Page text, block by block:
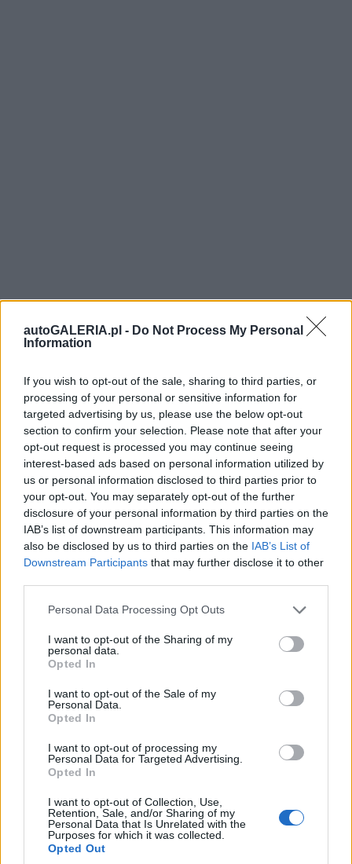
autoGALERIA.pl - Do Not Process My Personal
Information
If you wish to opt-out of the sale, sharing to third parties, or
processing of your personal or sensitive information for
targeted advertising by us, please use the below opt-out
section to confirm your selection. Please note that after your
opt-out request is processed you may continue seeing
interest-based ads based on personal information utilized by
us or personal information disclosed to third parties prior to
your opt-out. You may separately opt-out of the further
disclosure of your personal information by third parties on the
IAB’s list of downstream participants. This information may
also be disclosed by us to third parties on the IAB’s List of
Downstream Participants that may further disclose it to other
Please note that this website/app uses one or more Google
not limited to your visit or usage behaviour. You may click to
grant or deny consent to Google and its third-party tags to
use your data for below specified purposes in below Google
consent section.
Personal Data Processing Opt Outs
I want to opt-out of the Sharing of my
personal data.
Opted In
I want to opt-out of the Sale of my
Personal Data.
Opted In
I want to opt-out of processing my
Personal Data for Targeted Advertising.
Opted In
I want to opt-out of Collection, Use,
Retention, Sale, and/or Sharing of my
Personal Data that Is Unrelated with the
Purposes for which it was collected.
Opted Out